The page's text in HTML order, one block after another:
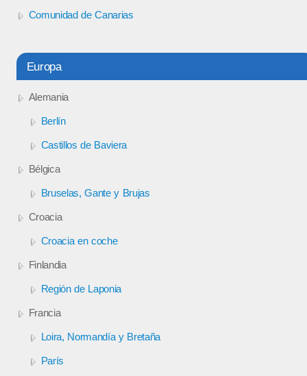
Comunidad de Canarias
Europa
Alemania
Berlín
Castillos de Baviera
Bélgica
Bruselas, Gante y Brujas
Croacia
Croacia en coche
Finlandia
Región de Laponia
Francia
Loira, Normandía y Bretaña
París